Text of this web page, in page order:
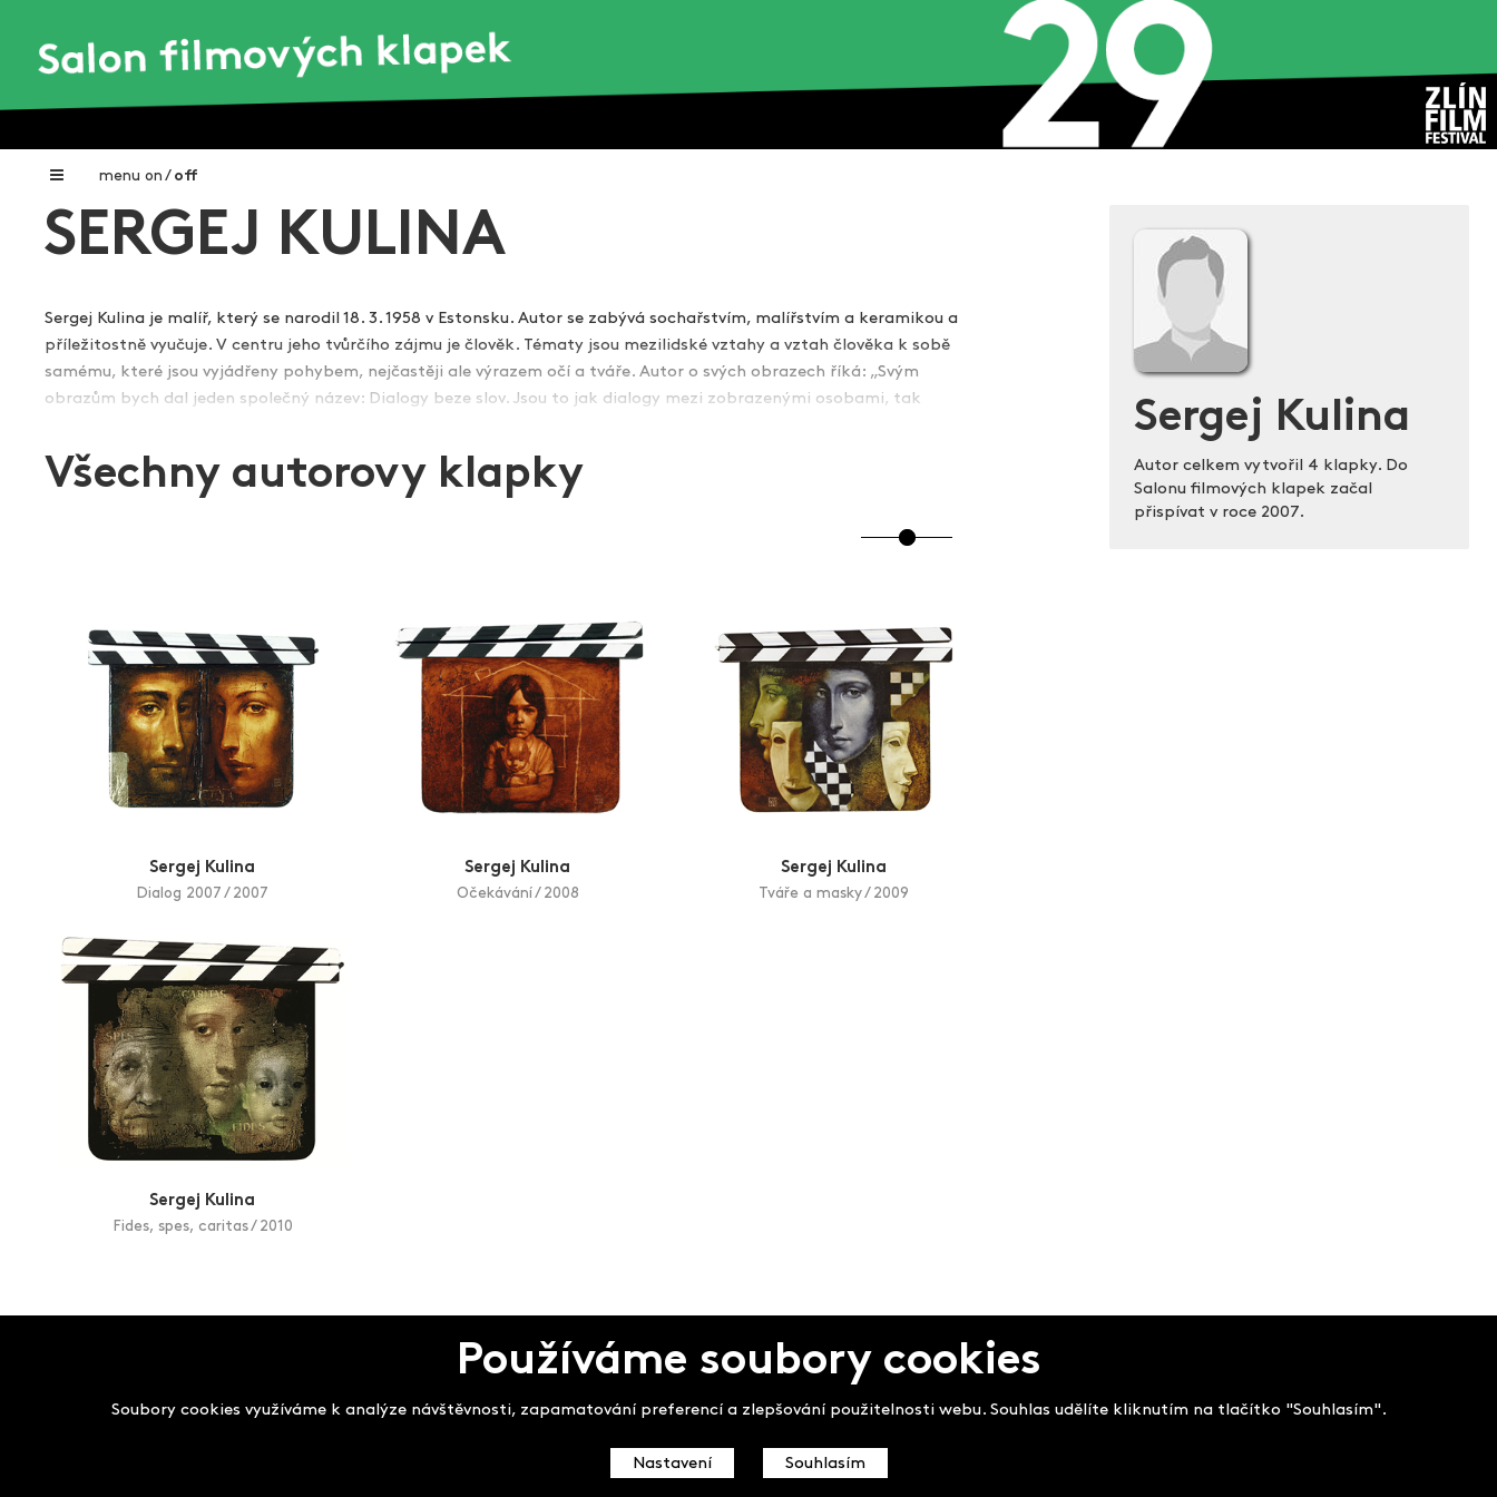
menu on / off
Home
Galerie filmových klapek
Autoři filmových klapek
Aktuální výstavy
SERGEJ KULINA
Sergej Kulina je malíř, který se narodil 18. 3. 1958 v Estonsku. Autor se zabývá sochařstvím, malířstvím a keramikou a
příležitostně vyučuje. V centru jeho tvůrčího zájmu je člověk. Tématy jsou mezilidské vztahy a vztah člověka k sobě
samému, které jsou vyjádřeny pohybem, nejčastěji ale výrazem očí a tváře. Autor o svých obrazech říká: „Svým
obrazům bych dal jeden společný název: Dialogy beze slov. Jsou to jak dialogy mezi zobrazenými osobami, tak
Zdroj: www.sergejkulina.com
Zobrazit více
Všechny autorovy klapky
Sergej Kulina
Dialog 2007 / 2007
Sergej Kulina
Očekávání / 2008
Sergej Kulina
Tváře a masky / 2009
Sergej Kulina
Fides, spes, caritas / 2010
Sergej Kulina
Autor celkem vytvořil 4 klapky. Do
Salonu filmových klapek začal
přispívat v roce 2007.
Salon filmových klapekPoužíváme soubory cookies
Soubory cookies využíváme k analýze návštěvnosti, zapamatování preferencí a zlepšování použitelnosti webu. Souhlas udělíte kliknutím na tlačítko "Souhlasím".
Nastavení Souhlasím